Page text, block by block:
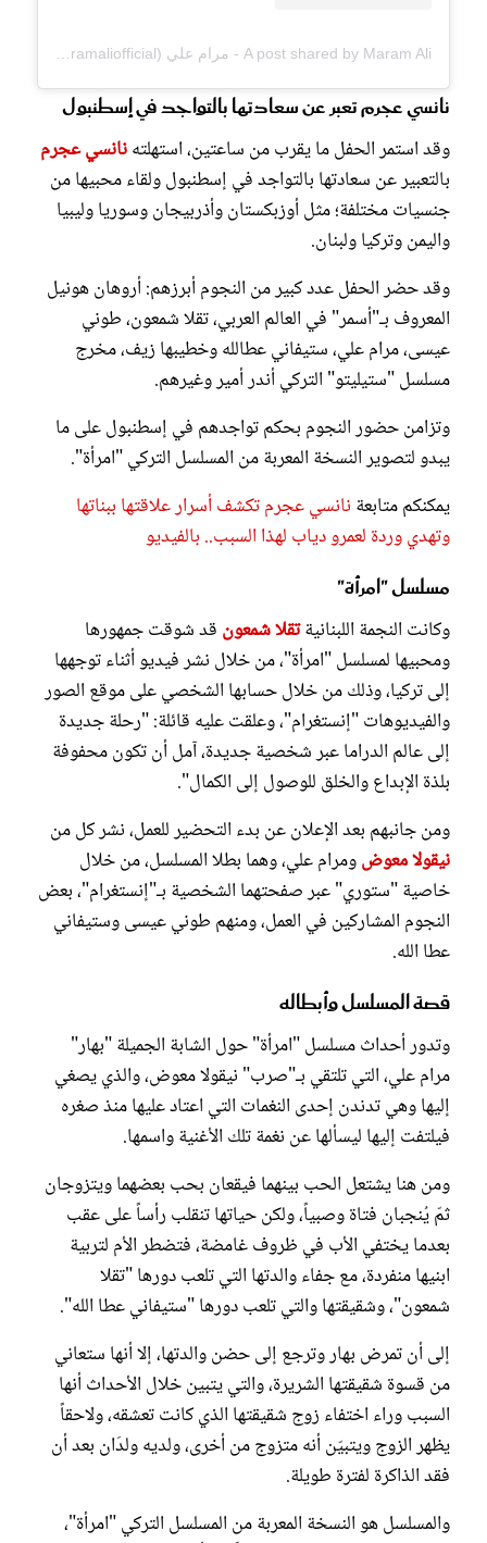
نانسي عجرم تعبر عن سعادتها بالتواجد في إسطنبول
وقد استمر الحفل ما يقرب من ساعتين، استهلتهنانسي عجرم
بالتعبير عن سعادتها بالتواجد في إسطنبول ولقاء محبيها من
جنسيات مختلفة؛ مثل أوزبكستان وأذربيجان وسوريا وليبيا
واليمن وتركيا ولبنان.
وقد حضر الحفل عدد كبير من النجوم أبرزهم: أروهان هونيل
المعروف بـ"أسمر" في العالم العربي، تقلا شمعون، طوني
عيسى، مرام علي، ستيفاني عطالله وخطيبها زيف، مخرج
مسلسل "ستيليتو" التركي أندر أمير وغيرهم.
وتزامن حضور النجوم بحكم تواجدهم في إسطنبول على ما
يبدو لتصوير النسخة المعربة من المسلسل التركي "امرأة".
يمكنكم متابعة نانسي عجرم تكشف أسرار علاقتها ببناتها
وتهدي وردة لعمرو دياب لهذا السبب.. بالفيديو
مسلسل "امرأة"
وكانت النجمة اللبنانيةتقلا شمعون قد شوقت جمهورها
ومحبيها لمسلسل "امرأة"، من خلال نشر فيديو أثناء توجهها
إلى تركيا، وذلك من خلال حسابها الشخصي على موقع الصور
والفيديوهات "إنستغرام"، وعلقت عليه قائلة: "رحلة جديدة
إلى عالم الدراما عبر شخصية جديدة، آمل أن تكون محفوفة
بلذة الإبداع والخلق للوصول إلى الكمال".
ومن جانبهم بعد الإعلان عن بدء التحضير للعمل، نشر كل من
نيقولا معوضومرام علي، وهما بطلا المسلسل، من خلال
خاصية "ستوري" عبر صفحتهما الشخصية بـ"إنستغرام"، بعض
النجوم المشاركين في العمل، ومنهم طوني عيسى وستيفاني
عطا الله.
قصة المسلسل وأبطاله
وتدور أحداث مسلسل "امرأة" حول الشابة الجميلة "بهار"
مرام علي، التي تلتقي بـ"صرب" نيقولا معوض، والذي يصغي
إليها وهي تدندن إحدى النغمات التي اعتاد عليها منذ صغره
فيلتفت إليها ليسألها عن نغمة تلك الأغنية واسمها.
ومن هنا يشتعل الحب بينهما فيقعان بحب بعضهما ويتزوجان
ثمّ يُنجبان فتاة وصبياً، ولكن حياتها تنقلب رأساً على عقب
بعدما يختفي الأب في ظروف غامضة، فتضطر الأم لتربية
ابنيها منفردة، مع جفاء والدتها التي تلعب دورها "تقلا
شمعون"، وشقيقتها والتي تلعب دورها "ستيفاني عطا الله".
إلى أن تمرض بهار وترجع إلى حضن والدتها، إلا أنها ستعاني
من قسوة شقيقتها الشريرة، والتي يتبين خلال الأحداث أنها
السبب وراء اختفاء زوج شقيقتها الذي كانت تعشقه، ولاحقاً
يظهر الزوج ويتبيّن أنه متزوج من أخرى، ولديه ولدَان بعد أن
فقد الذاكرة لفترة طويلة.
والمسلسل هو النسخة المعربة من المسلسل التركي "امرأة"،